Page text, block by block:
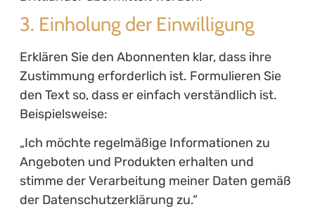
3. Einholung der Einwilligung
Erklären Sie den Abonnenten klar, dass ihre
Zustimmung erforderlich ist. Formulieren Sie
den Text so, dass er einfach verständlich ist.
Beispielsweise:
„Ich möchte regelmäßige Informationen zu
Angeboten und Produkten erhalten und
stimme der Verarbeitung meiner Daten gemäß
der Datenschutzerklärung zu.“